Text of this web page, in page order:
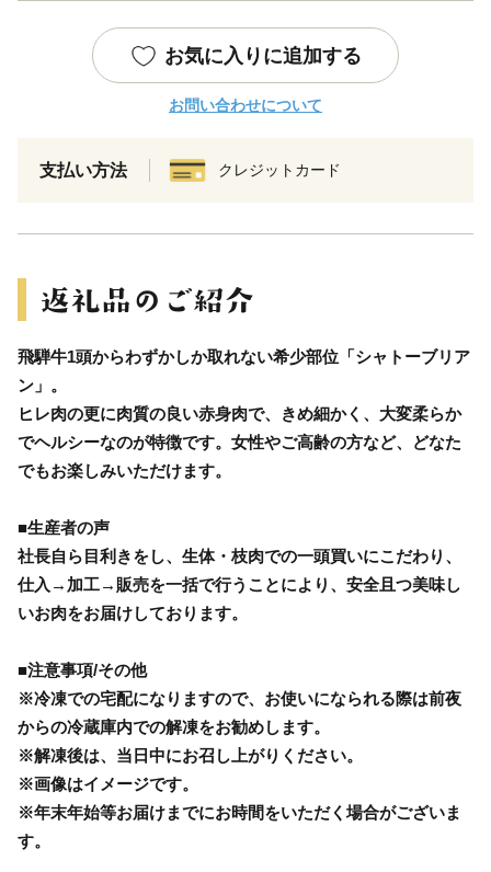
お気に入りに追加する
お問い合わせについて
支払い方法 クレジットカード
飛騨牛1頭からわずかしか取れない希少部位「シャトーブリア
ン」。
ヒレ肉の更に肉質の良い赤身肉で、きめ細かく、大変柔らか
でヘルシーなのが特徴です。女性やご高齢の方など、どなた
でもお楽しみいただけます。
■生産者の声
社長自ら目利きをし、生体・枝肉での一頭買いにこだわり、
仕入→加工→販売を一括で行うことにより、安全且つ美味し
いお肉をお届けしております。
■注意事項/その他
※冷凍での宅配になりますので、お使いになられる際は前夜
からの冷蔵庫内での解凍をお勧めします。
※解凍後は、当日中にお召し上がりください。
※画像はイメージです。
※年末年始等お届けまでにお時間をいただく場合がございま
す。